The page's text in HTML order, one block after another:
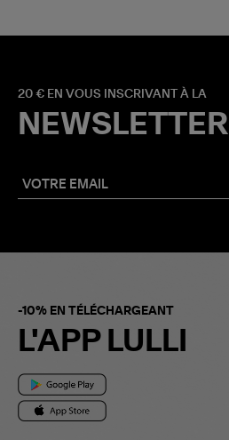
20 € EN VOUS INSCRIVANT À LA
NEWSLETTER
-10% EN TÉLÉCHARGEANT
L'APP LULLI